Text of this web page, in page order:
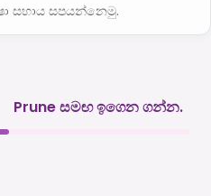
සහාය සපයන්නෙමු.
Prune සමඟ ඉගෙන ගන්න.